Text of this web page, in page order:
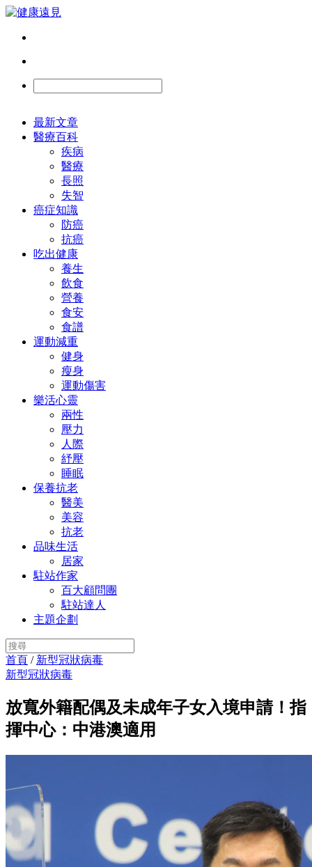
最新文章
醫療百科
疾病
醫療
長照
失智
癌症知識
防癌
抗癌
吃出健康
養生
飲食
營養
食安
食譜
運動減重
健身
瘦身
運動傷害
樂活心靈
兩性
壓力
人際
紓壓
睡眠
保養抗老
醫美
美容
抗老
品味生活
居家
駐站作家
百大顧問團
駐站達人
主題企劃
首頁 / 新型冠狀病毒
新型冠狀病毒
放寬外籍配偶及未成年子女入境申請！指
揮中心：中港澳適用